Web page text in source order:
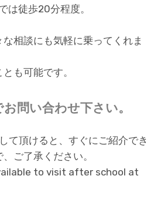
は徒歩20分程度。
相談にも気軽に乗ってくれま
も可能です。
問い合わせ下さい。
て頂けると、すぐにご紹介でき
ご了承ください。
to visit after school at